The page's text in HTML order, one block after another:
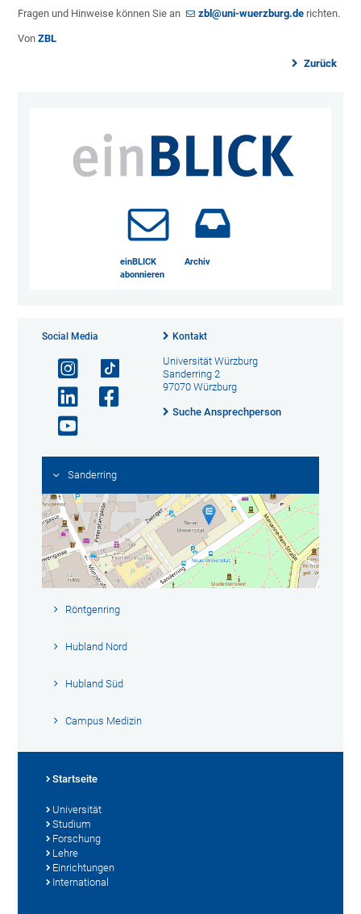
Fragen und Hinweise können Sie an zbl@uni-wuerzburg.de richten.
VonZBL
Zurück
einBLICK
abonnieren
Archiv
Social Media Kontakt
Universität Würzburg
Sanderring 2
97070 Würzburg
Suche Ansprechperson
Sanderring
Röntgenring
Hubland Nord
Hubland Süd
Campus Medizin
Startseite
Universität
Studium
Forschung
Lehre
Einrichtungen
International